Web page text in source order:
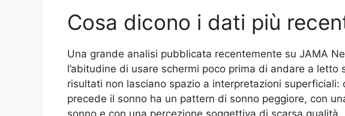
Cosa dicono i dati più
Una grande analisi pubblicata recentemente su JAMA
l’abitudine di usare schermi poco prima di andare a
risultati non lasciano spazio a interpretazioni superficiali:
precede il sonno ha un pattern di sonno peggiore, con